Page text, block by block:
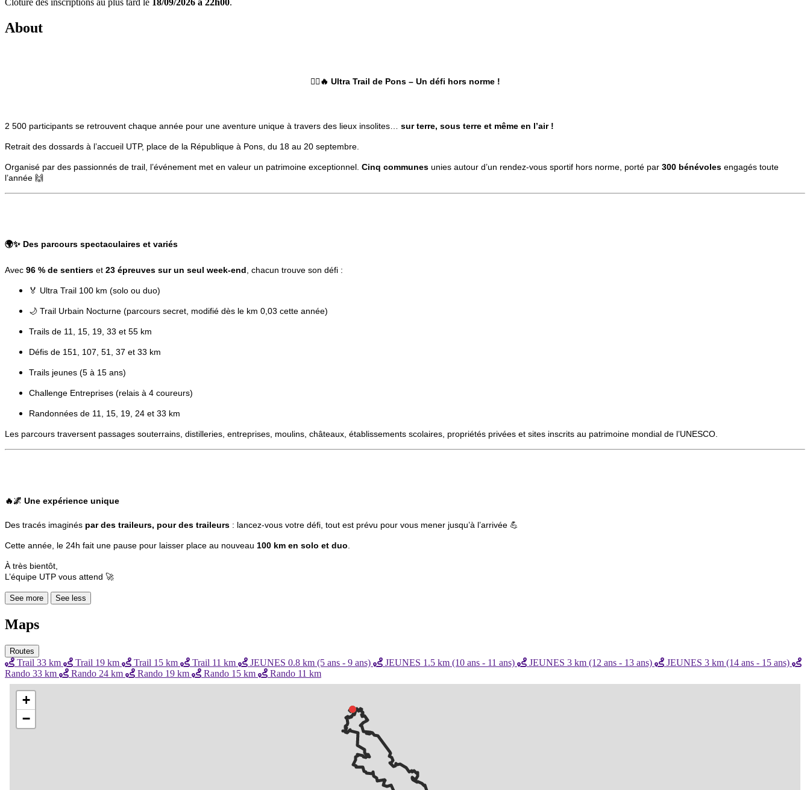
About
🏃‍♂️🔥 Ultra Trail de Pons – Un défi hors norme !
2 500 participants se retrouvent chaque année pour une aventure unique à travers des lieux insolites… sur terre, sous terre et même en l’air !
Retrait des dossards à l’accueil UTP, place de la République à Pons, du 18 au 20 septembre.
Organisé par des passionnés de trail, l’événement met en valeur un patrimoine exceptionnel. Cinq communes unies autour d’un rendez-vous sportif hors norme, porté par 300 bénévoles engagés toute
l’année 🙌
🌍✨ Des parcours spectaculaires et variés
Avec 96 % de sentiers et 23 épreuves sur un seul week-end, chacun trouve son défi :
🏅 Ultra Trail 100 km (solo ou duo)
🌙 Trail Urbain Nocturne (parcours secret, modifié dès le km 0,03 cette année)
Trails de 11, 15, 19, 33 et 55 km
Défis de 151, 107, 51, 37 et 33 km
Trails jeunes (5 à 15 ans)
Challenge Entreprises (relais à 4 coureurs)
Randonnées de 11, 15, 19, 24 et 33 km
Les parcours traversent passages souterrains, distilleries, entreprises, moulins, châteaux, établissements scolaires, propriétés privées et sites inscrits au patrimoine mondial de l’UNESCO.
🔥🌌 Une expérience unique
Des tracés imaginés par des traileurs, pour des traileurs : lancez-vous votre défi, tout est prévu pour vous mener jusqu’à l’arrivée 💪
Cette année, le 24h fait une pause pour laisser place au nouveau 100 km en solo et duo
À très bientôt,
L’équipe UTP vous attend 🚀
See more See less
Maps
Routes
Trail 33 km Trail 19 km Trail 15 km Trail 11 km JEUNES 0.8 km (5 ans - 9 ans) JEUNES 1.5 km (10 ans - 11 ans) JEUNES 3 km (12 ans - 13 ans)
JEUNES 3 km (14 ans - 15 ans)
Rando 33 km
Rando 24 km Rando 19 km Rando 15 km Rando 11 km